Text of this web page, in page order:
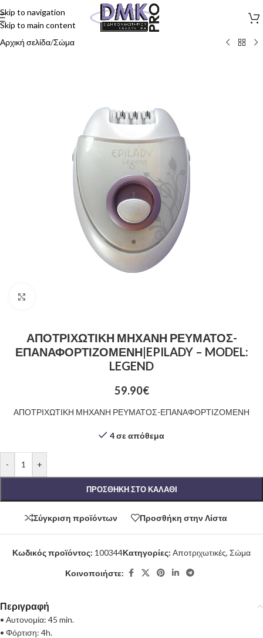
Skip to navigation
Skip to main content
Αρχική σελίδα/Σώμα
ΑΠΟΤΡΙΧΩΤΙΚΗ ΜΗΧΑΝΗ ΡΕΥΜΑΤΟΣ-
ΕΠΑΝΑΦΟΡΤΙΖΟΜΕΝΗ|EPILADY – MODEL:
LEGEND
59.90€
ΑΠΟΤΡΙΧΩΤΙΚΗ ΜΗΧΑΝΗ ΡΕΥΜΑΤΟΣ-ΕΠΑΝΑΦΟΡΤΙΖΟΜΕΝΗ
4 σε απόθεμα
- +
ΠΡΟΣΘΉΚΗ ΣΤΟ ΚΑΛΆΘΙ
Σύγκριση προϊόντων Προσθήκη στην Λίστα
Κωδικός προϊόντος: 100344Κατηγορίες: Αποτριχωτικές, Σώμα
Κοινοποιήστε:
Περιγραφή
• Αυτονομία: 45 min.
• Φόρτιση: 4h.